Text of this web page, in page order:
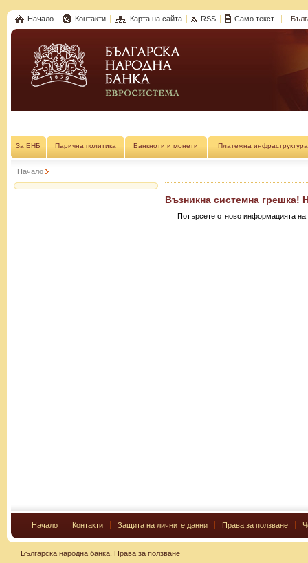
Начало Контакти Карта на сайта RSS Само текст
За БНБ Парична политика Банкноти и монети Платежна инфраструктура
Начало
Възникна системна грешка!
Потърсете отново информацията на
Начало Контакти Защита на личните данни Права за ползване
Българска народна банка. Права за ползване